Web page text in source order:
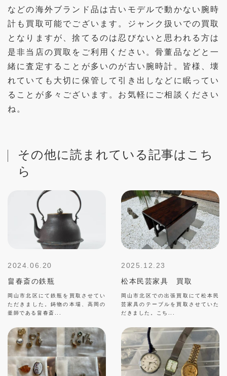
などの海外ブランド品は古いモデルで動かない腕時
計も買取可能でございます。ジャンク扱いでの買取
となりますが、捨てるのは忍びないと思われる方は
是非当店の買取をご利用ください。骨董品などと一
緒に査定することが多いのが古い腕時計。皆様、壊
れていても大切に保管して引き出しなどに眠ってい
ることが多々ございます。お気軽にご相談ください
ね。
その他に読まれている記事はこち
ら
2024.06.20
畠春斎の鉄瓶
岡山市北区にて鉄瓶を買取させてい
ただきました。鋳物の本場、高岡の
釜師である畠春斎...
2025.12.23
松本民芸家具 買取
岡山市北区での出張買取にて松本民
芸家具のテーブルを買取させていた
だきました。こち...